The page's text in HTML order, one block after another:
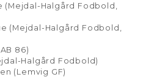
Halgård Fodbold,
(Mejdal-Halgård Fodbold,
86)
Halgård Fodbold)
(Lemvig GF)